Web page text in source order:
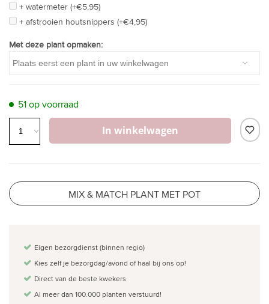
+ watermeter (+€5,95)
+ afstrooien houtsnippers (+€4,95)
Met deze plant opmaken:
51 op voorraad
In winkelwagen
MIX & MATCH PLANT MET POT
Eigen bezorgdienst (binnen regio)
Kies zelf je bezorgdag/avond of haal bij ons op!
Direct van de beste kwekers
Al meer dan 100.000 planten verstuurd!